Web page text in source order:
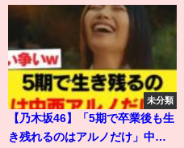
未分類
【乃木坂46】「5期で卒業後も生
き残れるのはアルノだけ」中西